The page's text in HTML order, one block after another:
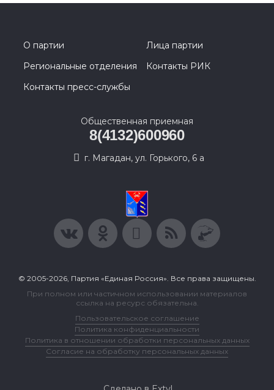
О партии
Лица партии
Региональные отделения
Контакты РИК
Контакты пресс-службы
Общественная приемная
8(4132)600960
г. Магадан, ул. Горького, 6 а
© 2005-2026, Партия «Единая Россия». Все права защищены.
При полном или частичном использовании материалов
ссылка на ресурс обязательна.
Пользовательское соглашение
Политика конфиденциальности
Политика в отношении обработки персональных данных
Согласие на обработку персональных данных